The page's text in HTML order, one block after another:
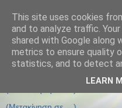
This site uses cookies
and to analyze traffic.
shared with Google along
metrics to ensure quality
statistics, and to detect
LEARN